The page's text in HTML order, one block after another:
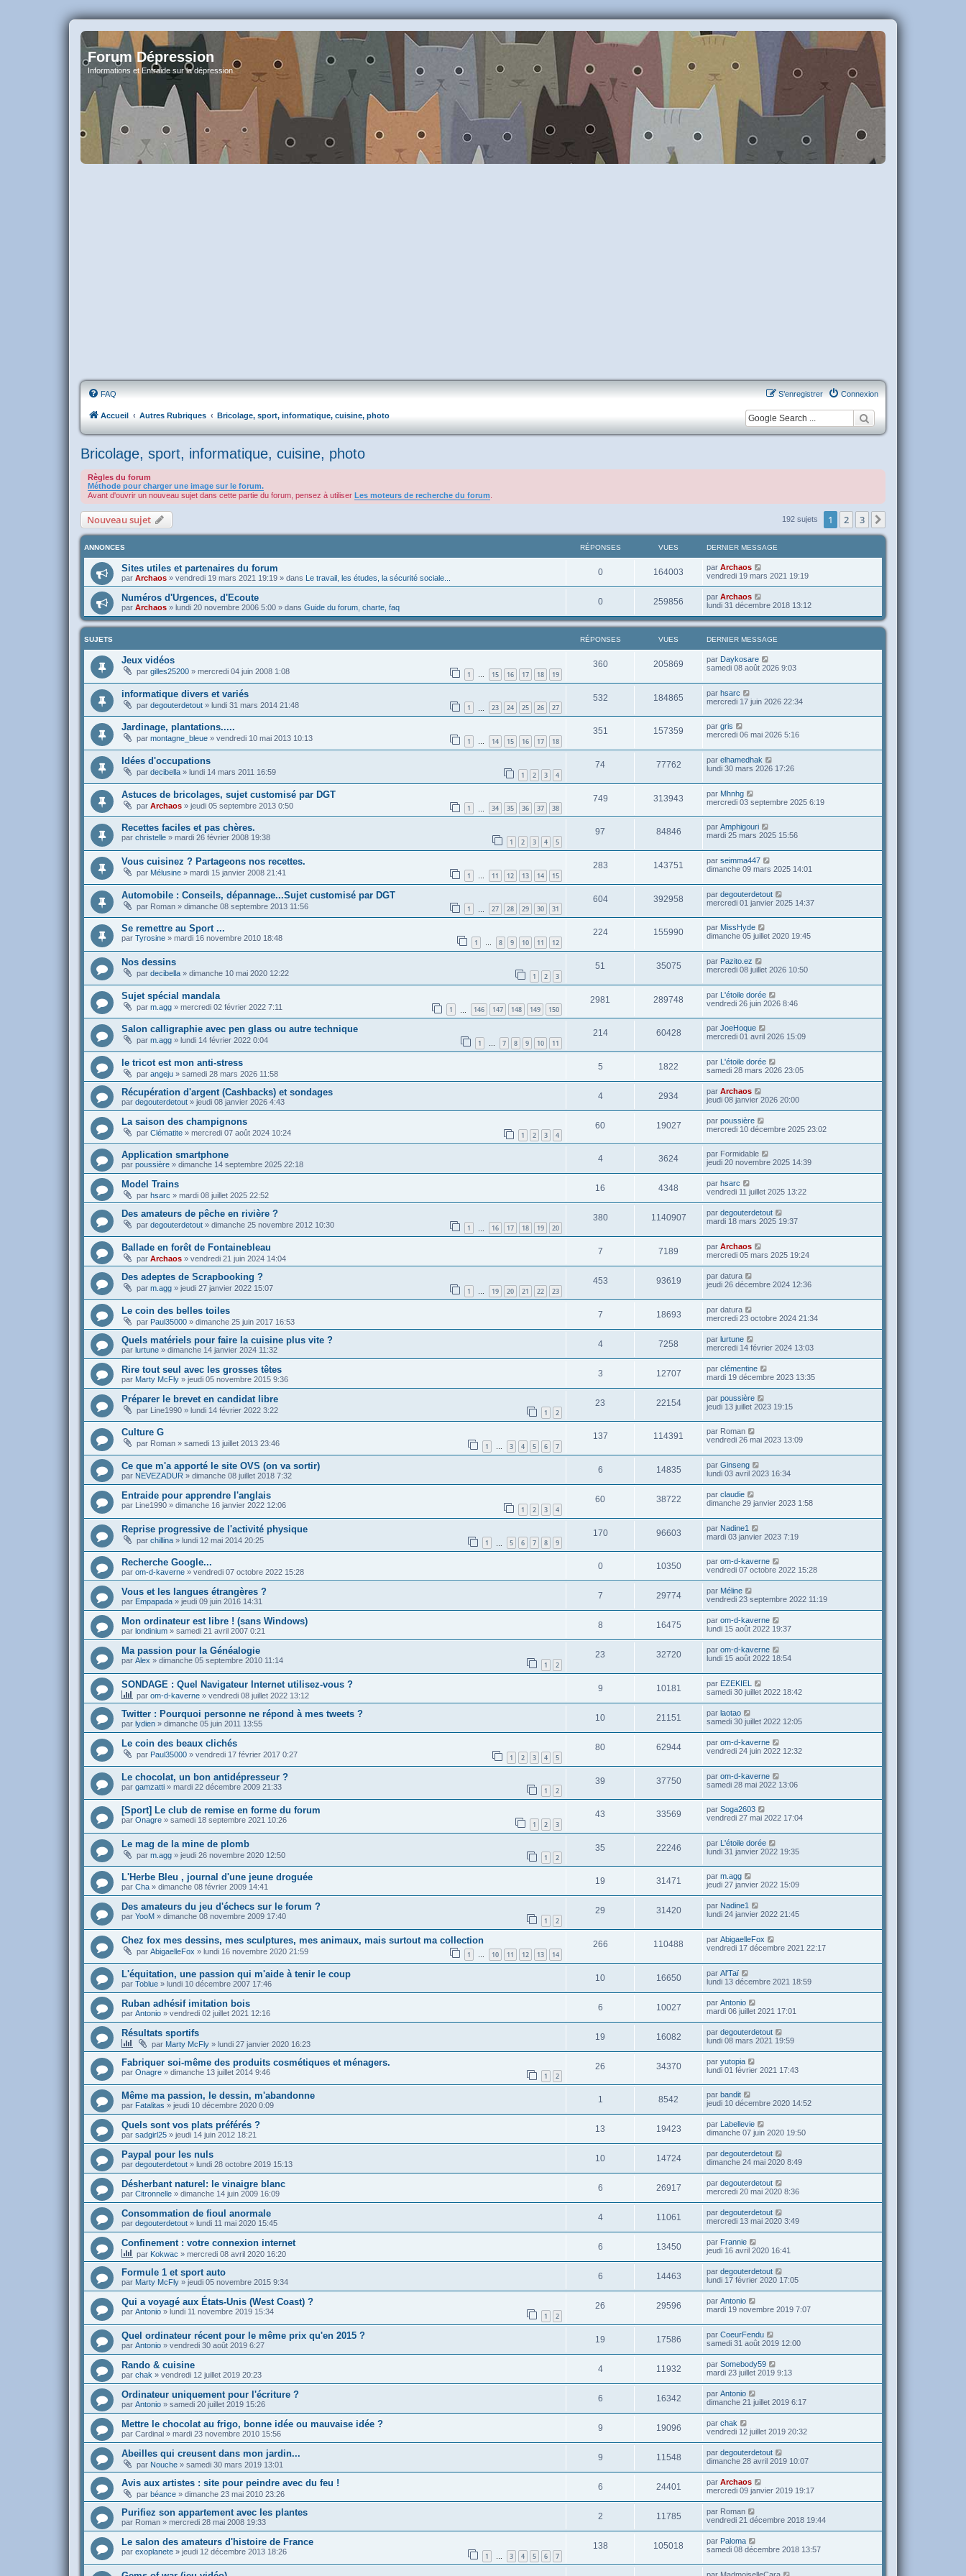
Forum Dépression
Informations et Entraide sur la dépression.
FAQ Connexion
S’enregistrer
Accueil Autres Rubriques Bricolage, sport, informatique, cuisine, photo
Bricolage, sport, informatique, cuisine, photo
Règles du forum
Méthode pour charger une image sur le forum.
Avant d'ouvrir un nouveau sujet dans cette partie du forum, pensez à utiliser Les moteurs de recherche du forum
Nouveau sujet 192 sujets 1 2 3
ANNONCES RÉPONSES VUES DERNIER MESSAGE
Sites utiles et partenaires du forum
par Archaos » vendredi 19 mars 2021 19:19 » dans Le travail, les études, la sécurité sociale...
0 164003 par Archaos
vendredi 19 mars 2021 19:19
Numéros d'Urgences, d'Ecoute
par Archaos » lundi 20 novembre 2006 5:00 » dans Guide du forum, charte, faq
0 259856 par Archaos
lundi 31 décembre 2018 13:12
SUJETS RÉPONSES VUES DERNIER MESSAGE
Jeux vidéos
par gilles25200 » mercredi 04 juin 2008 1:08 1 … 15 16 17 18 19
360 205869 par Daykosare
samedi 08 août 2026 9:03
informatique divers et variés
par degouterdetout » lundi 31 mars 2014 21:48 1 23 24 25 26 27
532 184865 par hsarc
mercredi 17 juin 2026 22:34
Jardinage, plantations.....
par montagne_bleue » vendredi 10 mai 2013 10:13 1 … 14 15 16 17 18
351 157359 par gris
mercredi 06 mai 2026 5:16
Idées d'occupations
par decibella » lundi 14 mars 2011 16:59 1 2 3 4
74 77762 par elhamedhak
lundi 30 mars 2026 17:26
Astuces de bricolages, sujet customisé par DGT
par Archaos » jeudi 05 septembre 2013 0:50 1 34 35 36 37 38
749 313943 par Mhnhg
mercredi 03 septembre 2025 6:19
Recettes faciles et pas chères.
par christelle » mardi 26 février 2008 19:38 1 2 3 4 5
97 84846 par Amphigouri
mardi 25 mars 2025 15:56
Vous cuisinez ? Partageons nos recettes.
par Mélusine » mardi 15 janvier 2008 21:41 1 … 11 12 13 14 15
283 143751 par seimma447
dimanche 09 mars 2025 14:01
Automobile : Conseils, dépannage...Sujet customisé par DGT
par Roman » dimanche 08 septembre 2013 11:56 1 27 28 29 30 31
604 392958 par degouterdetout
mercredi 01 janvier 2025 14:37
Se remettre au Sport ...
par Tyrosine » mardi 16 novembre 2010 18:48 1 … 8 9 10 11 12
224 155990 par MissHyde
dimanche 05 juillet 2020 19:45
Nos dessins
par decibella » dimanche 10 mai 2020 12:22 1 2 3
51 35075 par Pazito.ez
mercredi 08 juillet 2026 10:50
Sujet spécial mandala
par m.agg » mercredi 02 février 2022 7:11 1 146 147 148 149 150
2981 289748 par L'étoile dorée
vendredi 26 juin 2026 8:46
Salon calligraphie avec pen glass ou autre technique
par m.agg » lundi 14 février 2022 0:04 1 … 7 8 9 10 11
214 60428 par JoeHoque
mercredi 01 avril 2026 15:09
le tricot est mon anti-stress
par angeju » samedi 28 mars 2026 11:58
5 1822 par L'étoile dorée
samedi 28 mars 2026 23:05
Récupération d'argent (Cashbacks) et sondages
par degouterdetout » jeudi 08 janvier 2026 4:43
4 2934 par Archaos
jeudi 08 janvier 2026 20:00
La saison des champignons
par Clématite » mercredi 07 août 2024 10:24 1 2 3 4
60 19027 par poussière
mercredi 10 décembre 2025 23:02
Application smartphone
par poussière » dimanche 14 septembre 2025 22:18
4 3624 par Formidable
jeudi 20 novembre 2025 14:39
Model Trains
par hsarc » mardi 08 juillet 2025 22:52
16 4348 par hsarc
vendredi 11 juillet 2025 13:22
Des amateurs de pêche en rivière ?
par degouterdetout » dimanche 25 novembre 2012 10:30 1 16 17 18 19 20
380 1140907 par degouterdetout
mardi 18 mars 2025 19:37
Ballade en forêt de Fontainebleau
par Archaos » vendredi 21 juin 2024 14:04
7 7189 par Archaos
mercredi 05 mars 2025 19:24
Des adeptes de Scrapbooking ?
par m.agg » jeudi 27 janvier 2022 15:07 1 … 19 20 21 22 23
453 93619 par datura
jeudi 26 décembre 2024 12:36
Le coin des belles toiles
par Paul35000 » dimanche 25 juin 2017 16:53
7 18693 par datura
mercredi 23 octobre 2024 21:34
Quels matériels pour faire la cuisine plus vite ?
par lurtune » dimanche 14 janvier 2024 11:32
4 7258 par lurtune
mercredi 14 février 2024 13:03
Rire tout seul avec les grosses têtes
par Marty McFly » jeudi 05 novembre 2015 9:36
3 12707 par clémentine
mardi 19 décembre 2023 13:35
Préparer le brevet en candidat libre
par Line1990 » lundi 14 février 2022 3:22 1 2
23 22154 par poussière
jeudi 13 juillet 2023 19:15
Culture G
par Roman » samedi 13 juillet 2013 23:46 1 … 3 4 5 6 7
137 114391 par Roman
vendredi 26 mai 2023 13:09
Ce que m'a apporté le site OVS (on va sortir)
par NEVEZADUR » dimanche 08 juillet 2018 7:32
6 14835 par Ginseng
lundi 03 avril 2023 16:34
Entraide pour apprendre l'anglais
par Line1990 » dimanche 16 janvier 2022 12:06 1 2 3 4
60 38722 par claudie
dimanche 29 janvier 2023 1:58
Reprise progressive de l'activité physique
par chillina » lundi 12 mai 2014 20:25 1 5 6 7 8 9
170 96603 par Nadine1
mardi 03 janvier 2023 7:19
Recherche Google...
par om-d-kaverne » vendredi 07 octobre 2022 15:28
0 10350 par om-d-kaverne
vendredi 07 octobre 2022 15:28
Vous et les langues étrangères ?
par Empapada » jeudi 09 juin 2016 14:31
7 29774 par Méline
vendredi 23 septembre 2022 11:19
Mon ordinateur est libre ! (sans Windows)
par londinium » samedi 21 avril 2007 0:21
8 16475 par om-d-kaverne
lundi 15 août 2022 19:37
Ma passion pour la Généalogie
par Alex » dimanche 05 septembre 2010 11:14 1 2
23 32720 par om-d-kaverne
lundi 15 août 2022 18:54
SONDAGE : Quel Navigateur Internet utilisez-vous ?
par om-d-kaverne » vendredi 08 juillet 2022 13:12
9 10181 par EZEKIEL
samedi 30 juillet 2022 18:42
Twitter : Pourquoi personne ne répond à mes tweets ?
par lydien » dimanche 05 juin 2011 13:55
10 21151 par laotao
samedi 30 juillet 2022 12:05
Le coin des beaux clichés
par Paul35000 » vendredi 17 février 2017 0:27 1 2 3 4 5
80 62944 par om-d-kaverne
vendredi 24 juin 2022 12:32
Le chocolat, un bon antidépresseur ?
par gamzatti » mardi 22 décembre 2009 21:33 1 2
39 37750 par om-d-kaverne
samedi 28 mai 2022 13:06
[Sport] Le club de remise en forme du forum
par Onagre » samedi 18 septembre 2021 10:26 1 2 3
43 33569 par Soga2603
vendredi 27 mai 2022 17:04
Le mag de la mine de plomb
par m.agg » jeudi 26 novembre 2020 12:50 1 2
35 22246 par L'étoile dorée
lundi 31 janvier 2022 19:35
L'Herbe Bleu , journal d'une jeune droguée
par Cha » dimanche 08 février 2009 14:41
19 31471 par m.agg
jeudi 27 janvier 2022 15:09
Des amateurs du jeu d'échecs sur le forum ?
par YooM » dimanche 08 novembre 2009 17:40 1 2
29 31420 par Nadine1
lundi 24 janvier 2022 21:45
Chez fox mes dessins, mes sculptures, mes animaux, mais surtout ma collection
par AbigaelleFox » lundi 16 novembre 2020 21:59 1 … 10 11 12 13 14
266 110488 par AbigaelleFox
vendredi 17 décembre 2021 22:17
L'équitation, une passion qui m'aide à tenir le coup
par Toblue » lundi 10 décembre 2007 17:46
10 16650 par Al'Taï
lundi 13 décembre 2021 18:59
Ruban adhésif imitation bois
par Antonio » vendredi 02 juillet 2021 12:16
6 10027 par Antonio
mardi 06 juillet 2021 17:01
Résultats sportifs
par Marty McFly » lundi 27 janvier 2020 16:23
19 16082 par degouterdetout
lundi 08 mars 2021 19:59
Fabriquer soi-même des produits cosmétiques et ménagers.
par Onagre » dimanche 13 juillet 2014 9:46 1 2
26 34370 par yutopia
lundi 01 février 2021 17:43
Même ma passion, le dessin, m'abandonne
par Fatalitas » jeudi 10 décembre 2020 0:09
1 8542 par bandit
jeudi 10 décembre 2020 14:52
Quels sont vos plats préférés ?
par sadgirl25 » jeudi 14 juin 2012 18:21
13 19423 par
Labellevie
dimanche 07 juin 2020 19:50
Paypal pour les nuls
par degouterdetout » lundi 28 octobre 2019 15:13
10 14724 par degouterdetout
dimanche 24 mai 2020 8:49
Désherbant naturel: le vinaigre blanc
par Citronnelle » dimanche 14 juin 2009 16:09
6 26917 par degouterdetout
mercredi 20 mai 2020 8:36
Consommation de fioul anormale
par degouterdetout » lundi 11 mai 2020 15:45
4 11061 par degouterdetout
mercredi 13 mai 2020 3:49
Confinement : votre connexion internet
par Kokwac » mercredi 08 avril 2020 16:20
6 13450 par Frannie
jeudi 16 avril 2020 16:41
Formule 1 et sport auto
par Marty McFly » jeudi 05 novembre 2015 9:34
6 14463 par degouterdetout
lundi 17 février 2020 17:05
Qui a voyagé aux États-Unis (West Coast) ?
par Antonio » lundi 11 novembre 2019 15:34 1 2
26 29596 par Antonio
mardi 19 novembre 2019 7:07
Quel ordinateur récent pour le même prix qu'en 2015 ?
par Antonio » vendredi 30 août 2019 6:27
19 17586 par CoeurFendu
samedi 31 août 2019 12:00
Rando & cuisine
par chak » vendredi 12 juillet 2019 20:23
4 11932 par Somebody59
mardi 23 juillet 2019 9:13
Ordinateur uniquement pour l'écriture ?
par Antonio » samedi 20 juillet 2019 15:26
6 16342 par Antonio
dimanche 21 juillet 2019 6:17
Mettre le chocolat au frigo, bonne idée ou mauvaise idée ?
par Cardinal » mardi 23 novembre 2010 15:56
9 19096 par chak
vendredi 12 juillet 2019 20:32
Abeilles qui creusent dans mon jardin...
par Nouche » samedi 30 mars 2019 13:01
9 11548 par degouterdetout
dimanche 28 avril 2019 10:07
Avis aux artistes : site pour peindre avec du feu !
par béance » dimanche 23 mai 2010 23:26
6 24401 par Archaos
mercredi 09 janvier 2019 19:17
Purifiez son appartement avec les plantes
par Roman » mercredi 28 mai 2008 19:33
2 11785 par Roman
vendredi 21 décembre 2018 19:44
Le salon des amateurs d'histoire de France
par exoplanete » jeudi 12 décembre 2013 18:26 1 … 3 4 5 6 7
138 105018 par Paloma
samedi 08 décembre 2018 13:57